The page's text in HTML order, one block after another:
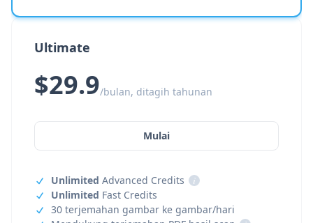
Ultimate
$29.9/bulan, ditagih tahunan
Mulai
Unlimited Advanced Credits
i
Unlimited Fast Credits
30 terjemahan gambar ke gambar/hari